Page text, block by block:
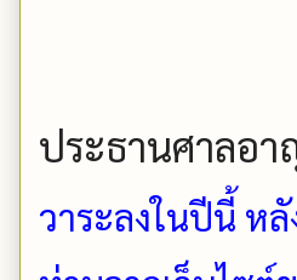
ประธานศาลอา
วาระลงในปีนี้ ห